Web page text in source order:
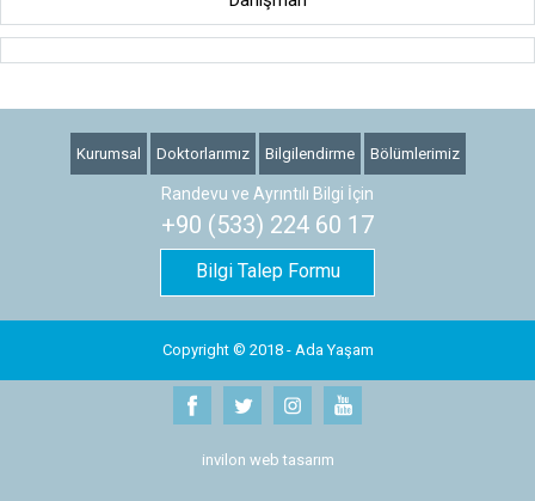
Kurumsal Doktorlarımız Bilgilendirme Bölümlerimiz
Randevu ve Ayrıntılı Bilgi İçin
+90 (533) 224 60 17
Bilgi Talep Formu
Copyright © 2018 - Ada Yaşam
invilon web tasarım